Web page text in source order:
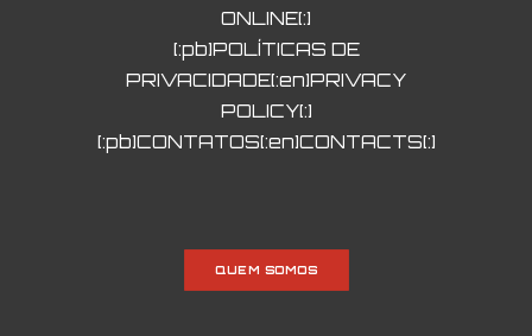
ONLINE[:]
[:pb]POLÍTICAS DE
PRIVACIDADE[:en]PRIVACY
POLICY[:]
[:pb]CONTATOS[:en]CONTACTS[:]
QUEM SOMOS